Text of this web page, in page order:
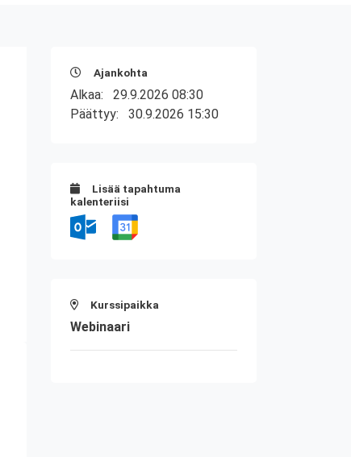
Ajankohta
Alkaa: 29.9.2026 08:30
Päättyy: 30.9.2026 15:30
Lisää tapahtuma
kalenteriisi
Kurssipaikka
Webinaari